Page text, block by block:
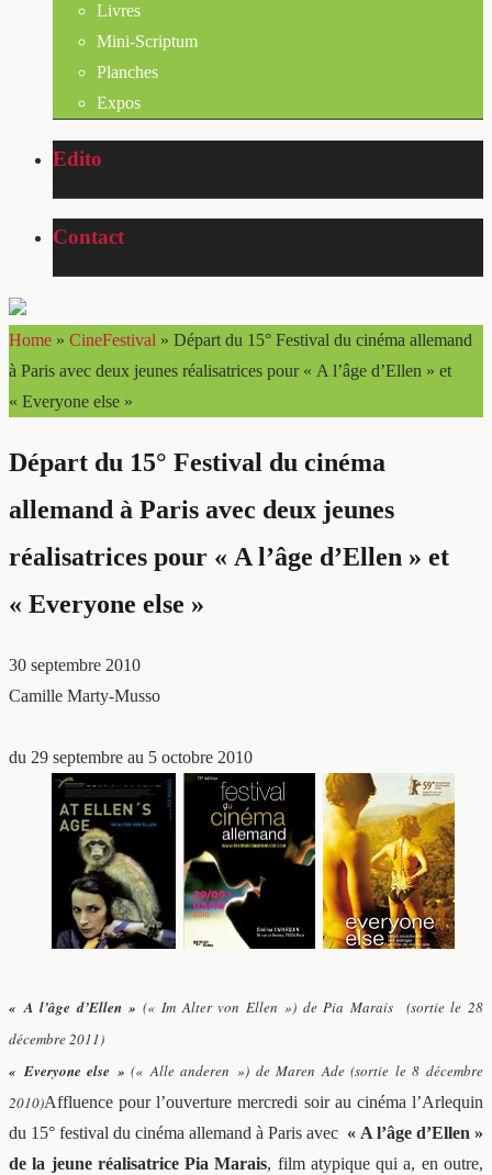
Livres
Mini-Scriptum
Planches
Expos
Edito
Contact
Home » CineFestival » Départ du 15° Festival du cinéma allemand
à Paris avec deux jeunes réalisatrices pour « A l’âge d’Ellen » et
« Everyone else »
Départ du 15° Festival du cinéma
allemand à Paris avec deux jeunes
réalisatrices pour « A l’âge d’Ellen » et
« Everyone else »
30 septembre 2010
Camille Marty-Musso
du 29 septembre au 5 octobre 2010
« A l’âge d’Ellen » (« Im Alter von Ellen ») de Pia Marais (sortie le 28
décembre 2011)
« Everyone else » (« Alle anderen ») de Maren Ade (sortie le 8 décembre
2010)Affluence pour l’ouverture mercredi soir au cinéma l’Arlequin
du 15° festival du cinéma allemand à Paris avec « A l’âge d’Ellen »
de la jeune réalisatrice Pia Marais, film atypique qui a, en outre,